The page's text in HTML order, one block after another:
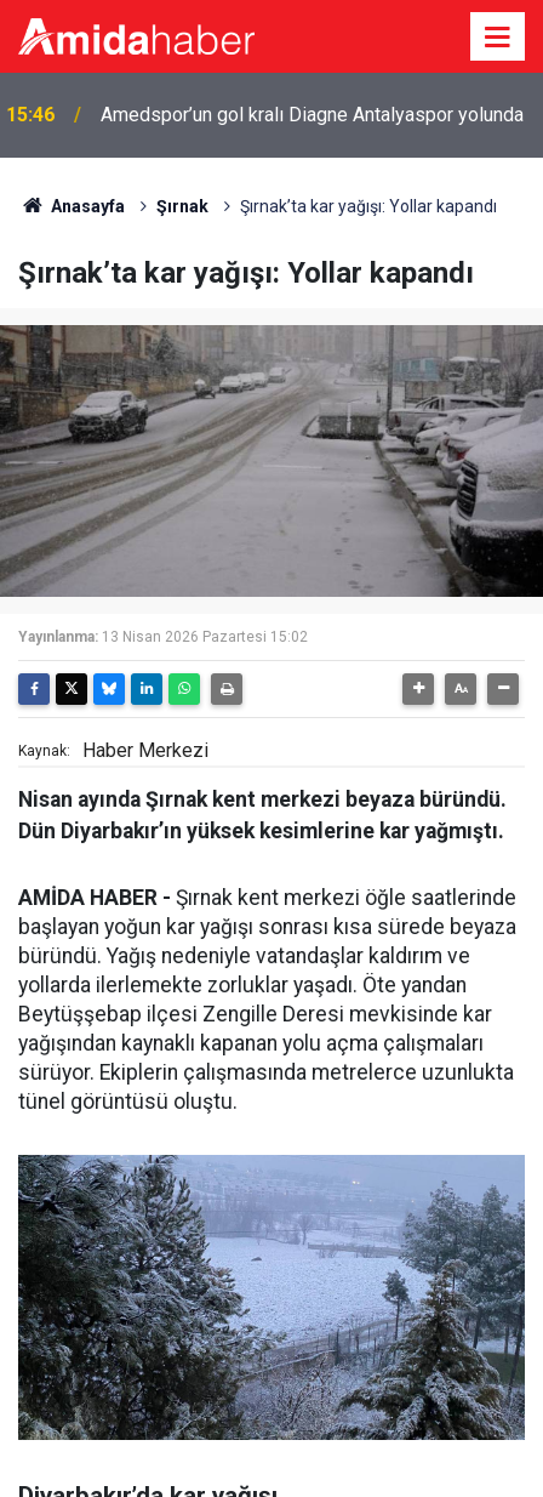
15:46 Amedspor’un gol kralı Diagne Antalyaspor yolunda
Anasayfa Şırnak Şırnak’ta kar yağışı: Yollar kapandı
Şırnak’ta kar yağışı: Yollar kapandı
Yayınlanma: 13 Nisan 2026 Pazartesi 15:02
Kaynak: Haber Merkezi
Nisan ayında Şırnak kent merkezi beyaza büründü.
Dün Diyarbakır’ın yüksek kesimlerine kar yağmıştı.
AMİDA HABER - Şırnak kent merkezi öğle saatlerinde
başlayan yoğun kar yağışı sonrası kısa sürede beyaza
büründü. Yağış nedeniyle vatandaşlar kaldırım ve
yollarda ilerlemekte zorluklar yaşadı. Öte yandan
Beytüşşebap ilçesi Zengille Deresi mevkisinde kar
yağışından kaynaklı kapanan yolu açma çalışmaları
sürüyor. Ekiplerin çalışmasında metrelerce uzunlukta
tünel görüntüsü oluştu.